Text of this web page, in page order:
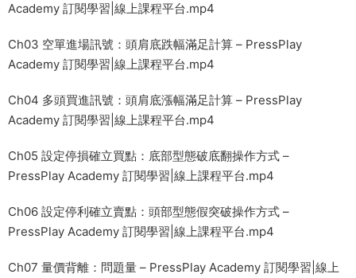
Academy 訂閱學習|線上課程平台.mp4
Ch03 空單進場訊號：頭肩底跌幅滿足計算 – PressPlay
Academy 訂閱學習|線上課程平台.mp4
Ch04 多頭買進訊號：頭肩底漲幅滿足計算 – PressPlay
Academy 訂閱學習|線上課程平台.mp4
Ch05 設定停損確立買點：底部型態破底翻操作方式 –
PressPlay Academy 訂閱學習|線上課程平台.mp4
Ch06 設定停利確立賣點：頭部型態假突破操作方式 –
PressPlay Academy 訂閱學習|線上課程平台.mp4
Ch07 量價背離：問題量 – PressPlay Academy 訂閱學習|線上